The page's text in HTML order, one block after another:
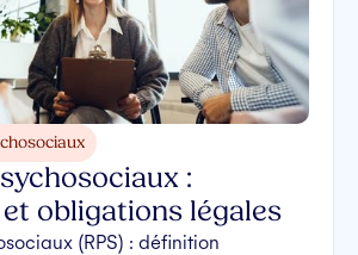
:
obligations légales
(RPS) : définition